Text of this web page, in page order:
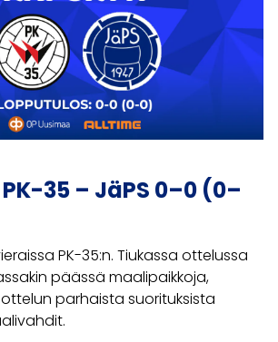
35 – JäPS 0–0 (0–
PK-35:n. Tiukassa ottelussa
päässä maalipaikkoja,
parhaista suorituksista